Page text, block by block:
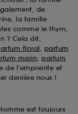
de
la famille
comme le thym,
? Cela dit,
floral, parfum
marin, parfum
de l’empreinte et
derrière nous !
est toujours